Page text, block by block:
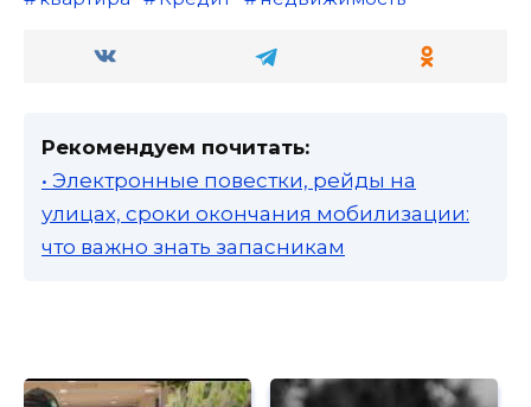
Рекомендуем почитать:
• Электронные повестки, рейды на
улицах, сроки окончания мобилизации:
что важно знать запасникам